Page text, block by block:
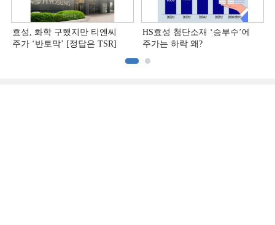
효성, 화학 구했지만 티엔씨
주가 ‘반토막’ [정답은 TSR]
HS효성 첨단소재 ‘승부수’에
주가는 하락 왜?